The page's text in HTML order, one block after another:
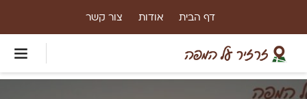
דף הבית אודות צור קשר